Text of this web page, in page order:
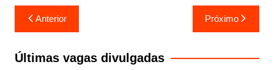
Navegação
de
Post
Anterior Próximo
Últimas vagas divulgadas